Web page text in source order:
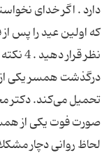
دارد . اگر خدای
که اولین عید را پس
نظر
درگذشت همسر یکی از
تحمیل می‌کند. دكتر
صورت فوت یكی از
لحاظ روانی دچار